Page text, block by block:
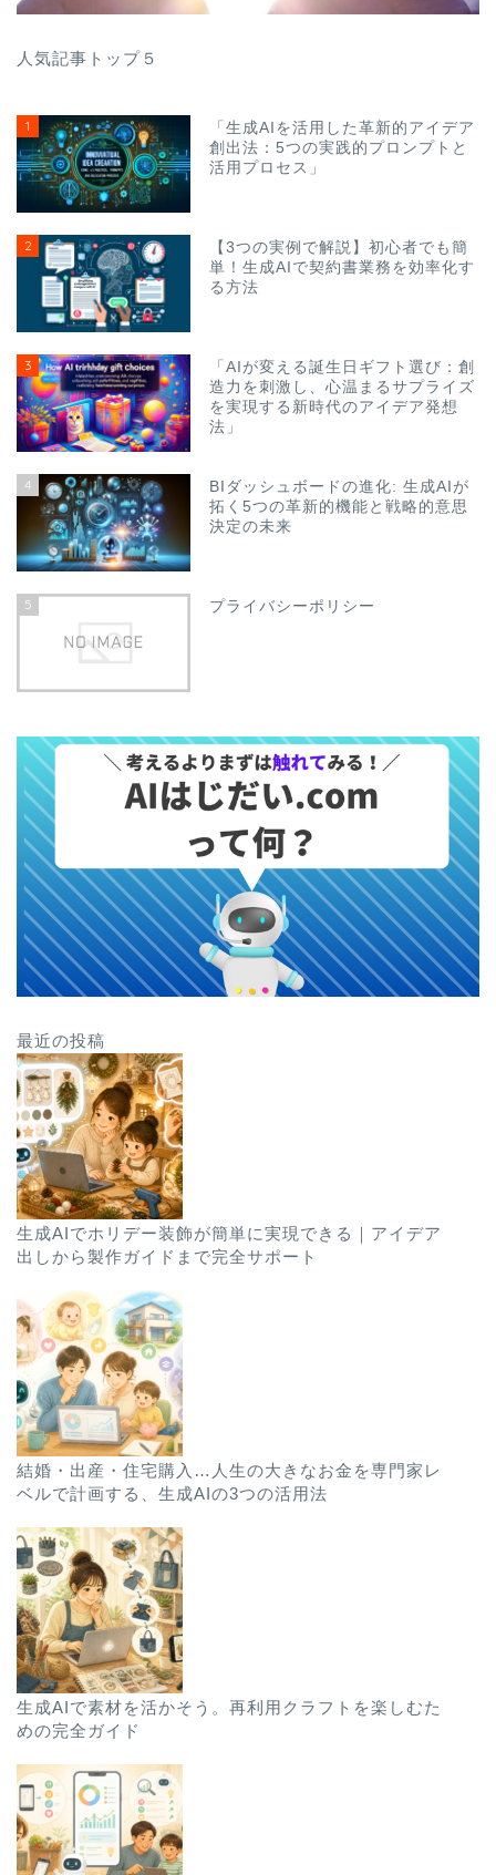
人気記事トップ５
1
「生成AIを活用した革新的アイデア
創出法：5つの実践的プロンプトと
活用プロセス」
2
【3つの実例で解説】初心者でも簡
単！生成AIで契約書業務を効率化す
る方法
3
「AIが変える誕生日ギフト選び：創
造力を刺激し、心温まるサプライズ
を実現する新時代のアイデア発想
法」
4
BIダッシュボードの進化: 生成AIが
拓く5つの革新的機能と戦略的意思
決定の未来
5 プライバシーポリシー
最近の投稿
生成AIでホリデー装飾が簡単に実現できる｜アイデア
出しから製作ガイドまで完全サポート
結婚・出産・住宅購入…人生の大きなお金を専門家レ
ベルで計画する、生成AIの3つの活用法
生成AIで素材を活かそう。再利用クラフトを楽しむた
めの完全ガイド